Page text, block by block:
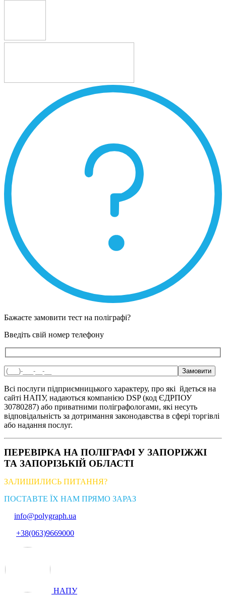
Бажаєте замовити тест на поліграфі?
Введіть свій номер телефону
Всі послуги підприємницького характеру, про які йдеться на
сайті НАПУ, надаються компанією DSP (код ЄДРПОУ
30780287) або приватними поліграфологами, які несуть
відповідальність за дотримання законодавства в сфері торгівлі
або надання послуг.
ПЕРЕВІРКА НА ПОЛІГРАФІ У ЗАПОРІЖЖІ
ТА ЗАПОРІЗЬКІЙ ОБЛАСТІ
ЗАЛИШИЛИСЬ ПИТАННЯ?
ПОСТАВТЕ ЇХ НАМ ПРЯМО ЗАРАЗ
info@polygraph.ua
+38(063)9669000
НАПУ